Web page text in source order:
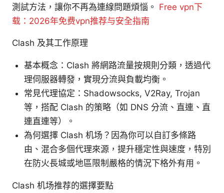
測試方法，讓你不再為連線問題煩惱。 Free vpn下
载：2026年免费vpn推荐与安全指南
Clash 及其工作原理
基本概念：Clash 將網路流量按規則分類，透過代
理伺服器轉發，實現分流與負載均衡。
常見代理協定：Shadowsocks, V2Ray, Trojan
等，搭配 Clash 的策略（如 DNS 分流、直連、直
連直連等）。
為何選擇 Clash 机场？因為你可以自訂多條路
由、混合多個代理來源，提升穩定性與速度，特別
在防火長城或地區限制嚴格的情況下格外有用。
Clash 机场推荐的選擇要點